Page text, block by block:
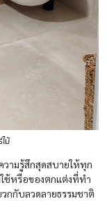
ม้
วามรู้สึกสุดสบายให้ทุก
ช้หรือของตกแต่งที่ทำ
กกับลวดลายธรรมชาติ